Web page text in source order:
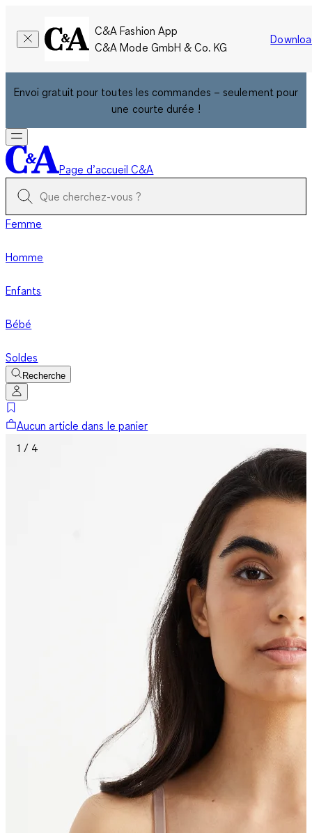
C&A Fashion App
C&A Mode GmbH & Co. KG
Envoi gratuit pour toutes les commandes – seulement pour
une courte durée !
Page d’accueil C&A
Femme
Homme
Enfants
Bébé
Soldes
Recherche
Aucun article dans le panier
1 / 4